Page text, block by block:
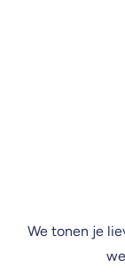
We tonen je